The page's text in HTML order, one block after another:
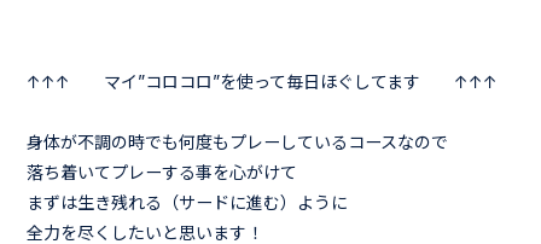
↑↑↑ マイ”コロコロ”を使って毎日ほぐしてます ↑↑↑
身体が不調の時でも何度もプレーしているコースなので
落ち着いてプレーする事を心がけて
まずは生き残れる（サードに進む）ように
全力を尽くしたいと思います！